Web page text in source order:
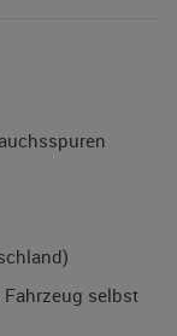
Fahrzeug selbst